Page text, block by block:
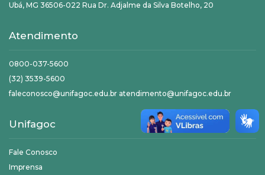
Ubá, MG 36506-022 Rua Dr. Adjalme da Silva Botelho, 20
Atendimento
0800-037-5600
(32) 3539-5600
faleconosco@unifagoc.edu.br atendimento@unifagoc.edu.br
Unifagoc
Fale Conosco
Imprensa